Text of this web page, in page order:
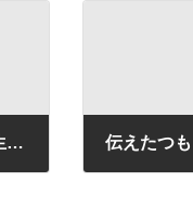
「尊重」と「傾聴」がもたらす人生と仕事の変化【ラジオ番組のご案内】